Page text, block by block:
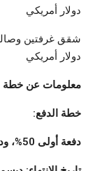
دولار أمريكي
دولار أمريكي
معلومات عن خطة
خطة الدفع:
دفعة أولى 50%، ودفعة لاحقة خلال 12 شهرًا.